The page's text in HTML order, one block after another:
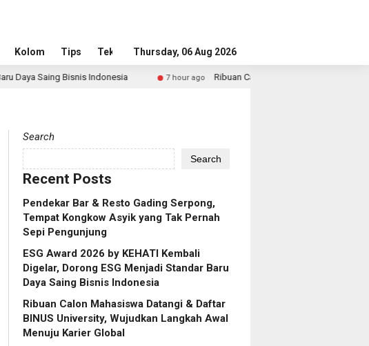
Kolom Tips Tekno Thursday, 06 Aug 2026
Indonesia 7 hour ago Ribuan Calon Mahasiswa Datangi & Daftar BINUS
Search
Search
Recent Posts
Pendekar Bar & Resto Gading Serpong,
Tempat Kongkow Asyik yang Tak Pernah
Sepi Pengunjung
ESG Award 2026 by KEHATI Kembali
Digelar, Dorong ESG Menjadi Standar Baru
Daya Saing Bisnis Indonesia
Ribuan Calon Mahasiswa Datangi & Daftar
BINUS University, Wujudkan Langkah Awal
Menuju Karier Global